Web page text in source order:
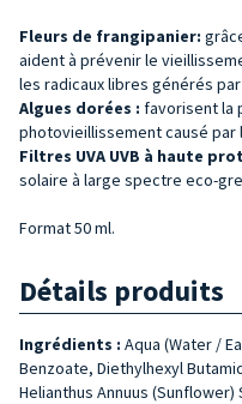
Fleurs de frangipanier:
aident à prévenir le
les radicaux libres générés par
Algues dorées : favorisent la
photovieillissement causé par
Filtres UVA UVB à haute
solaire à large spectre eco-
Format 50 ml.
Détails produits
Ingrédients : Aqua (Water /
Benzoate, Diethylhexyl
Helianthus Annuus